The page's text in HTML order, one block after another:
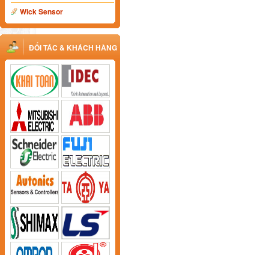
Wick Sensor
ĐỐI TÁC & KHÁCH HÀNG